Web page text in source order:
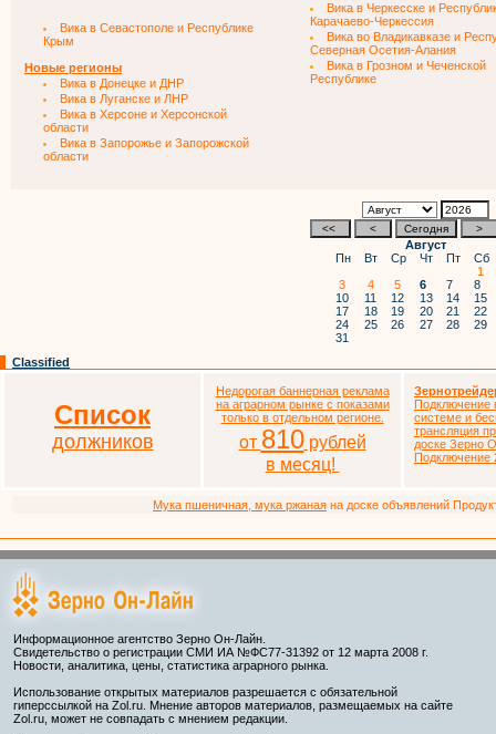
Вика в Севастополе и Республике
Крым
Новые регионы
Вика в Донецке и ДНР
Вика в Луганске и ЛНР
Вика в Херсоне и Херсонской
области
Вика в Запорожье и Запорожской
области
Вика в Черкесске и
Карачаево-Черкессия
Вика во Владикавказе и
Северная Осетия-Алания
Вика в Грозном и Чеченской
Республике
Август
Пн
Вт Ср Чт Пт Сб
1
3
4 5 6 7 8
10
11 12 13 14 15
17
18 19 20 21 22
24
25 26 27 28 29
31
Classified
Список
должников
Недорогая баннерная реклама
на аграрном рынке с показами
только в отдельном регионе.
от 810рублей
в месяц!
Подключение
системе и
трансляция
доске Зерно
Подключение
Мука пшеничная, мука ржаная на доске объявлений
Информационное агентство Зерно Он-Лайн.
Свидетельство о регистрации СМИ ИА №ФС77-31392 от 12 марта 2008 г.
Новости, аналитика, цены, статистика аграрного рынка.
Использование открытых материалов разрешается с обязательной
гиперссылкой на Zol.ru. Мнение авторов материалов, размещаемых на сайте
Zol.ru, может не совпадать с мнением редакции.